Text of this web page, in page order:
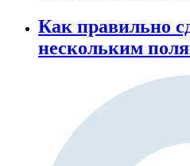
Как правильно
нескольким